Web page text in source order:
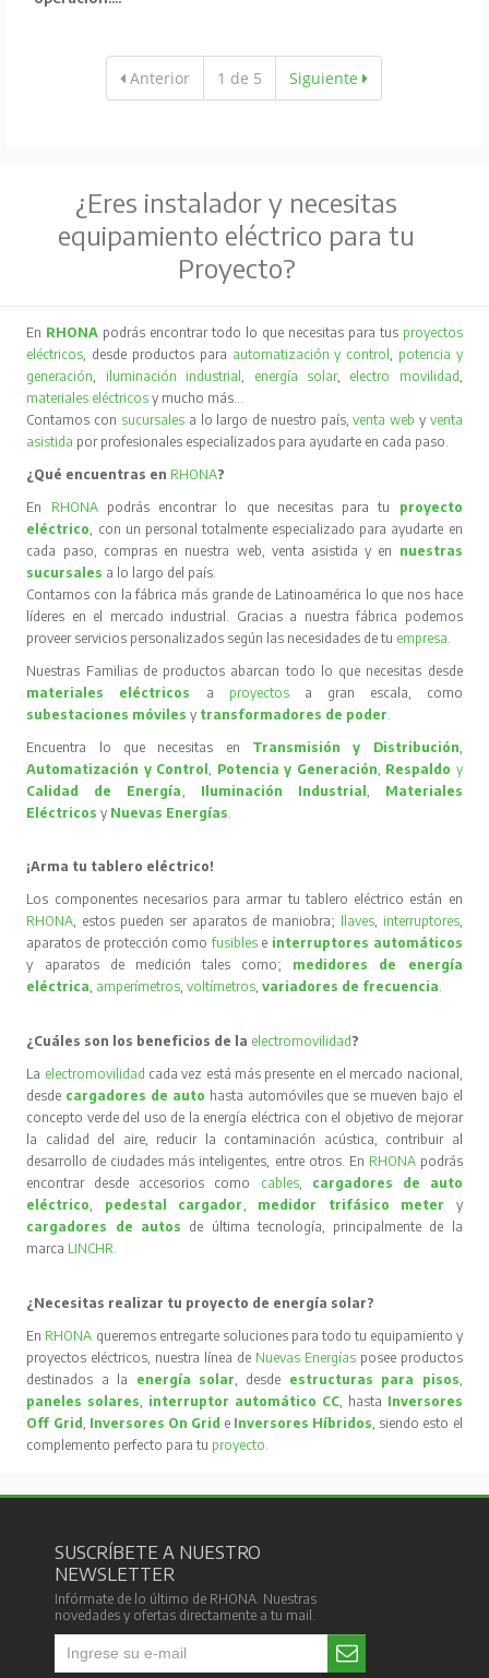
Anterior 1 de 5 Siguiente
¿Eres instalador y necesitas
equipamiento eléctrico para tu
Proyecto?
En RHONA podrás encontrar todo lo que necesitas para tus proyectos
eléctricos, desde productos para automatización y control, potencia y
generación, iluminación industrial, energía solar, electro movilidad,
materiales eléctricos y mucho más…
Contamos con sucursales a lo largo de nuestro país,venta web y venta
asistida por profesionales especializados para ayudarte en cada paso.
¿Qué encuentras en RHONA?
En RHONA podrás encontrar lo que necesitas para tu proyecto
eléctrico, con un personal totalmente especializado para ayudarte en
cada paso, compras en nuestra web, venta asistida y en nuestras
sucursales a lo largo del país.
Contamos con la fábrica más grande de Latinoamérica lo que nos hace
líderes en el mercado industrial. Gracias a nuestra fábrica podemos
proveer servicios personalizados según las necesidades de tu empresa.
Nuestras Familias de productos abarcan todo lo que necesitas desde
materiales eléctricos
a proyectos
a gran escala, como
subestaciones móvilesy transformadores de poder.
Encuentra lo que necesitas en Transmisión y Distribución,
Automatización y Control, Potencia y Generación, Respaldo y
Calidad de Energía, Iluminación Industrial , Materiales
Eléctricos y Nuevas Energías.
¡Arma tu tablero eléctrico!
Los componentes necesarios para armar tu tablero eléctrico están en
RHONA, estos pueden ser aparatos de maniobra; llaves, interruptores,
aparatos de protección comofusibles e interruptores automáticos
y aparatos de medición tales como; medidores de energía
eléctrica, amperímetros,voltímetros,variadores de frecuencia.
¿Cuáles son los beneficios de la electromovilidad ?
La electromovilidad cada vez está más presente en el mercado nacional,
desde cargadores de auto hasta automóviles que se mueven bajo el
concepto verde del uso de la energía eléctrica con el objetivo de mejorar
la calidad del aire, reducir la contaminación acústica, contribuir al
desarrollo de ciudades más inteligentes, entre otros. En RHONA podrás
encontrar desde accesorios como cables, cargadores de auto
eléctrico, pedestal cargador, medidor trifásico meter
y
cargadores de autos de última tecnología, principalmente de la
marca LINCHR.
¿Necesitas realizar tu proyecto de energía solar?
En RHONA queremos entregarte soluciones para todo tu equipamiento y
proyectos eléctricos, nuestra línea de Nuevas Energíasposee productos
destinados a la energía solar, desde estructuras para pisos,
paneles solares, interruptor automático CC, hasta Inversores
Off Grid, Inversores On Grid e Inversores Híbridos, siendo esto el
complemento perfecto para tu proyecto.
SUSCRÍBETE A NUESTRO
NEWSLETTER
Infórmate de lo último de RHONA. Nuestras
novedades y ofertas directamente a tu mail.